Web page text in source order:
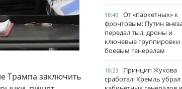
Трампа заключить
18:40
От «паркетных» к
фронтовым: Путин
передал тыл, дроны и
ключевые группировки
боевым генералам
18:23
Принцип Жукова
сработал: Кремль убрал